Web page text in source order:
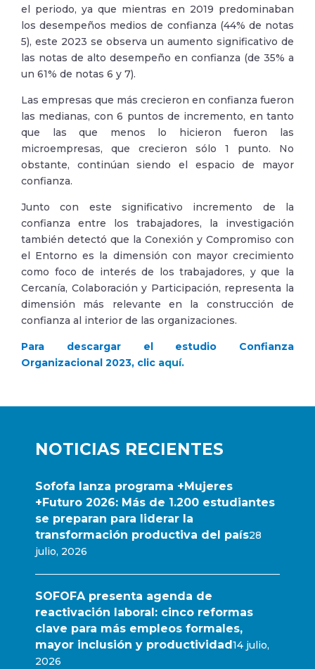
NOTICIAS RECIENTES
Sofofa lanza programa +Mujeres
+Futuro 2026: Más de 1.200 estudiantes
se preparan para liderar la
transformación productiva del país28
julio, 2026
SOFOFA presenta agenda de
reactivación laboral: cinco reformas
clave para más empleos formales,
mayor inclusión y productividad14 julio,
2026
el periodo, ya que mientras en 2019 predominaban
los desempeños medios de confianza (44% de notas
5), este 2023 se observa un aumento significativo de
las notas de alto desempeño en confianza (de 35% a
un 61% de notas 6 y 7).
Las empresas que más crecieron en confianza fueron
las medianas, con 6 puntos de incremento, en tanto
que las que menos lo hicieron fueron las
microempresas, que crecieron sólo 1 punto. No
obstante, continúan siendo el espacio de mayor
confianza.
Junto con este significativo incremento de la
confianza entre los trabajadores, la investigación
también detectó que la Conexión y Compromiso con
el Entorno es la dimensión con mayor crecimiento
como foco de interés de los trabajadores, y que la
Cercanía, Colaboración y Participación, representa la
dimensión más relevante en la construcción de
confianza al interior de las organizaciones.
Para descargar el estudio Confianza
Organizacional 2023, clic aquí.